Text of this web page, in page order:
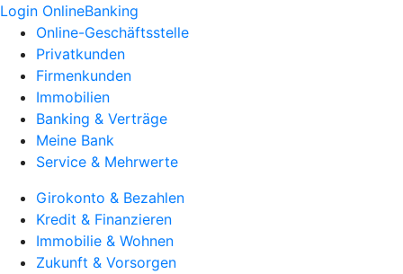
Login OnlineBanking
Online-Geschäftsstelle
Privatkunden
Firmenkunden
Immobilien
Banking & Verträge
Meine Bank
Service & Mehrwerte
Girokonto & Bezahlen
Kredit & Finanzieren
Immobilie & Wohnen
Zukunft & Vorsorgen